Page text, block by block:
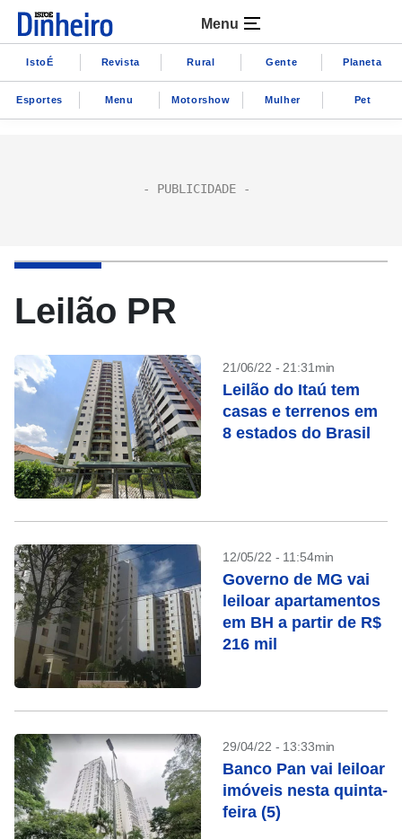
Menu
IstoÉ Revista Rural Gente Planeta
Esportes Menu Motorshow Mulher Pet
Leilão PR
21/06/22 - 21:31min
Leilão do Itaú tem
casas e terrenos em
8 estados do Brasil
12/05/22 - 11:54min
Governo de MG vai
leiloar apartamentos
em BH a partir de R$
216 mil
29/04/22 - 13:33min
Banco Pan vai leiloar
imóveis nesta quinta-
feira (5)